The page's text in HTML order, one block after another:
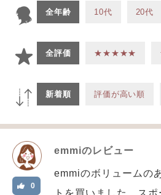
全年齢 10代 20代
全評価 ★★★★★
新着順 評価が高い順
emmiのレビュー
0
emmiのボリュームの
トを買いました。ス